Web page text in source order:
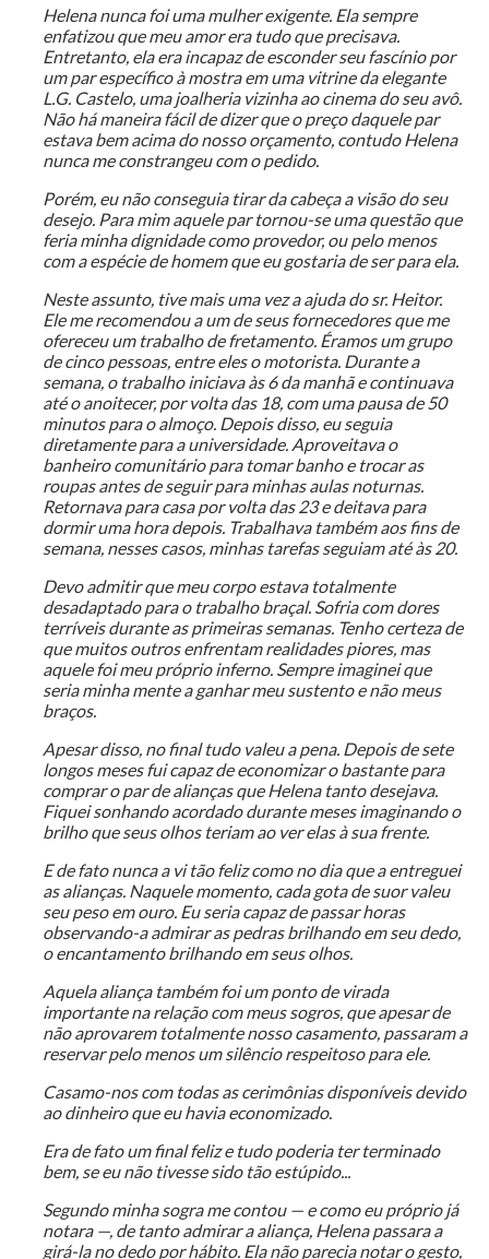
Helena nunca foi uma mulher exigente. Ela sempre
enfatizou que meu amor era tudo que precisava.
Entretanto, ela era incapaz de esconder seu fascínio por
um par específico à mostra em uma vitrine da elegante
L.G. Castelo, uma joalheria vizinha ao cinema do seu avô.
Não há maneira fácil de dizer que o preço daquele par
estava bem acima do nosso orçamento, contudo Helena
nunca me constrangeu com o pedido.
Porém, eu não conseguia tirar da cabeça a visão do seu
desejo. Para mim aquele par tornou-se uma questão que
feria minha dignidade como provedor, ou pelo menos
com a espécie de homem que eu gostaria de ser para ela.
Neste assunto, tive mais uma vez a ajuda do sr. Heitor.
Ele me recomendou a um de seus fornecedores que me
ofereceu um trabalho de fretamento. Éramos um grupo
de cinco pessoas, entre eles o motorista. Durante a
semana, o trabalho iniciava às 6 da manhã e continuava
até o anoitecer, por volta das 18, com uma pausa de 50
minutos para o almoço. Depois disso, eu seguia
diretamente para a universidade. Aproveitava o
banheiro comunitário para tomar banho e trocar as
roupas antes de seguir para minhas aulas noturnas.
Retornava para casa por volta das 23 e deitava para
dormir uma hora depois. Trabalhava também aos fins de
semana, nesses casos, minhas tarefas seguiam até às 20.
Devo admitir que meu corpo estava totalmente
desadaptado para o trabalho braçal. Sofria com dores
terríveis durante as primeiras semanas. Tenho certeza de
que muitos outros enfrentam realidades piores, mas
aquele foi meu próprio inferno. Sempre imaginei que
seria minha mente a ganhar meu sustento e não meus
braços.
Apesar disso, no final tudo valeu a pena. Depois de sete
longos meses fui capaz de economizar o bastante para
comprar o par de alianças que Helena tanto desejava.
Fiquei sonhando acordado durante meses imaginando o
brilho que seus olhos teriam ao ver elas à sua frente.
E de fato nunca a vi tão feliz como no dia que a entreguei
as alianças. Naquele momento, cada gota de suor valeu
seu peso em ouro. Eu seria capaz de passar horas
observando-a admirar as pedras brilhando em seu dedo,
o encantamento brilhando em seus olhos.
Aquela aliança também foi um ponto de virada
importante na relação com meus sogros, que apesar de
não aprovarem totalmente nosso casamento, passaram a
reservar pelo menos um silêncio respeitoso para ele.
Casamo-nos com todas as cerimônias disponíveis devido
ao dinheiro que eu havia economizado.
Era de fato um final feliz e tudo poderia ter terminado
bem, se eu não tivesse sido tão estúpido...
Segundo minha sogra me contou — e como eu próprio já
notara —, de tanto admirar a aliança, Helena passara a
girá-la no dedo por hábito. Ela não parecia notar o gesto,